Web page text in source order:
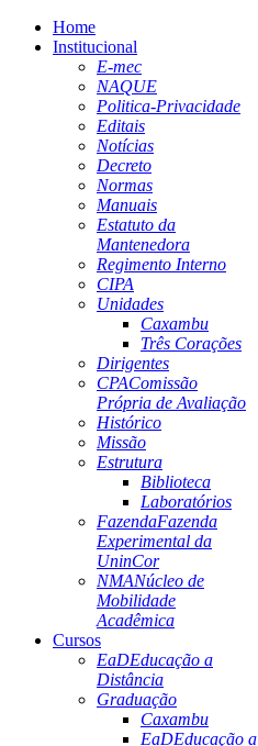
Home
Institucional
E-mec
NAQUE
Politica-Privacidade
Editais
Notícias
Decreto
Normas
Manuais
Estatuto da
Mantenedora
Regimento Interno
CIPA
Unidades
Caxambu
Três Corações
Dirigentes
CPAComissão
Própria de Avaliação
Histórico
Missão
Estrutura
Biblioteca
Laboratórios
FazendaFazenda
Experimental da
UninCor
NMANúcleo de
Mobilidade
Acadêmica
Cursos
EaDEducação a
Distância
Graduação
Caxambu
EaDEducação a